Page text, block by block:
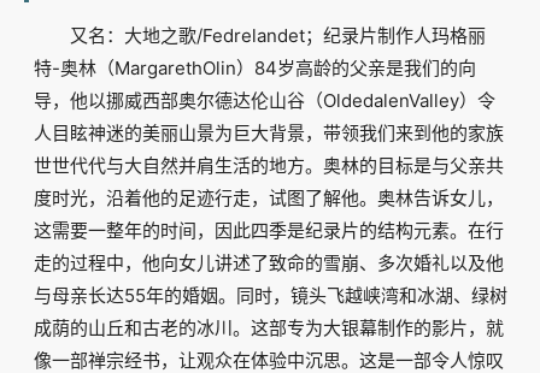
又名：大地之歌/Fedrelandet；纪录片制作人玛格丽
特-奥林（MargarethOlin）84岁高龄的父亲是我们的向
导，他以挪威西部奥尔德达伦山谷（OldedalenValley）令
人目眩神迷的美丽山景为巨大背景，带领我们来到他的家族
世世代代与大自然并肩生活的地方。奥林的目标是与父亲共
度时光，沿着他的足迹行走，试图了解他。奥林告诉女儿，
这需要一整年的时间，因此四季是纪录片的结构元素。在行
走的过程中，他向女儿讲述了致命的雪崩、多次婚礼以及他
与母亲长达55年的婚姻。同时，镜头飞越峡湾和冰湖、绿树
成荫的山丘和古老的冰川。这部专为大银幕制作的影片，就
像一部禅宗经书，让观众在体验中沉思。这是一部令人惊叹